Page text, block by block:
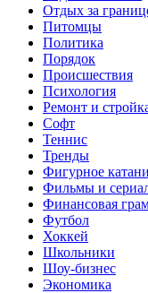
Отдых за
Питомцы
Политика
Порядок
Происшествия
Психология
Ремонт и
Софт
Теннис
Тренды
Фигурное
Фильмы и
Финансовая
Футбол
Хоккей
Школьники
Шоу-бизнес
Экономика